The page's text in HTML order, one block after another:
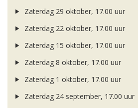
Zaterdag 29 oktober, 17.00 uur
Zaterdag 22 oktober, 17.00 uur
Zaterdag 15 oktober, 17.00 uur
Zaterdag 8 oktober, 17.00 uur
Zaterdag 1 oktober, 17.00 uur
Zaterdag 24 september, 17.00 uur